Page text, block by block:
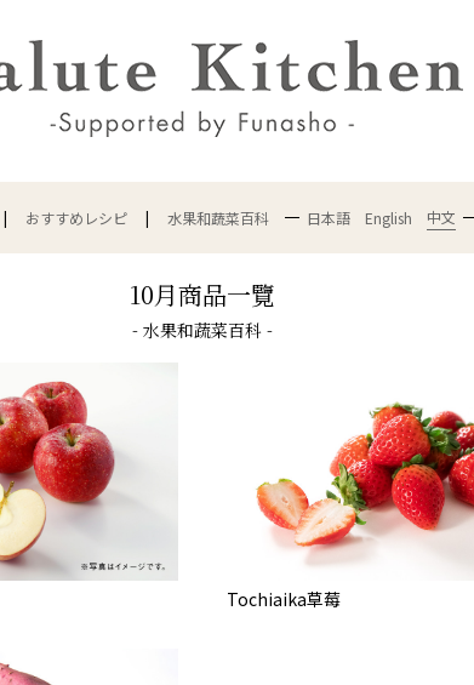
おすすめレシピ 水果和蔬菜百科 日本語 English 中文
10月商品一覽
- 水果和蔬菜百科 -
Tochiaika草莓